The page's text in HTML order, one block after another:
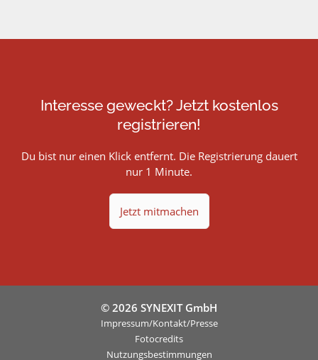
Interesse geweckt? Jetzt kostenlos
registrieren!
Du bist nur einen Klick entfernt. Die Registrierung dauert
nur 1 Minute.
Jetzt mitmachen
© 2026 SYNEXIT GmbH
Impressum/Kontakt/Presse
Fotocredits
Nutzungsbestimmungen